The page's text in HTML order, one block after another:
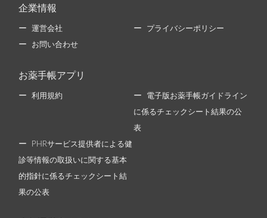
企業情報
運営会社 プライバシーポリシー
お問い合わせ
お薬手帳アプリ
利用規約 電子版お薬手帳ガイドライン
に係るチェックシート結果の公
表
PHRサービス提供者による健
診等情報の取扱いに関する基本
的指針に係るチェックシート結
果の公表